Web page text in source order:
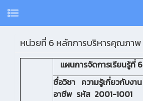
หน่วยที่ 6 หลักการบริหารคุณภาพ
แผนการจัดการเรียนรู้ที่6
ชื่อวิชา ความรู้เกี่ยวกับงาน
อาชีพ รหัส 2001-1001